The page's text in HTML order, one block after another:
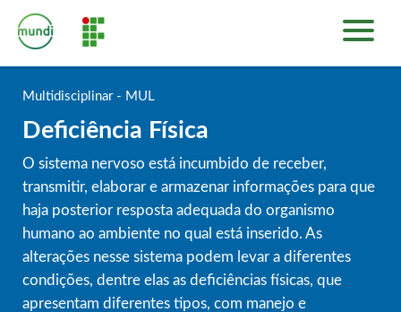
PLATAFORMA DE CURSOS
ENTRAR
Multidisciplinar - MUL
Deficiência Física
O sistema nervoso está incumbido de receber,
transmitir, elaborar e armazenar informações para que
haja posterior resposta adequada do organismo
humano ao ambiente no qual está inserido. As
alterações nesse sistema podem levar a diferentes
condições, dentre elas as deficiências físicas, que
apresentam diferentes tipos, com manejo e